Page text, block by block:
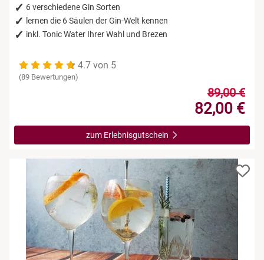
6 verschiedene Gin Sorten
lernen die 6 Säulen der Gin-Welt kennen
inkl. Tonic Water Ihrer Wahl und Brezen
4.7 von 5
(89 Bewertungen)
89,00 €
82,00 €
zum Erlebnisgutschein